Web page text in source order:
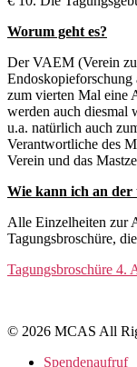
Worum geht es?
Der VAEM (Verein
Endoskopieforschung
zum vierten Mal eine
werden auch diesmal
u.a. natürlich auch
Verantwortliche des
Verein und das
Wie kann ich an der
Alle Einzelheiten zur
Tagungsbroschüre,
Tagungsbroschüre 4.
© 2026 MCAS All
Spendenaufruf